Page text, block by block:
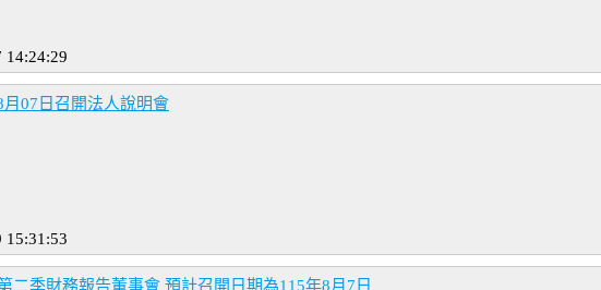
14:24:29
07日召開法人說明會
15:31:53
二季財務報告董事會 預計召開日期為115年8月7日